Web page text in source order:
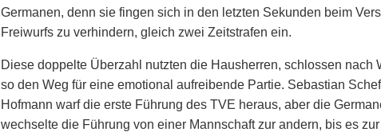
Germanen, denn sie fingen sich in den letzten Sekunden beim
Freiwurfs zu verhindern, gleich zwei Zeitstrafen ein.
Diese doppelte Überzahl nutzten die Hausherren, schlossen nach
so den Weg für eine emotional aufreibende Partie. Sebastian
Hofmann warf die erste Führung des TVE heraus, aber die
wechselte die Führung von einer Mannschaft zur andern, bis es